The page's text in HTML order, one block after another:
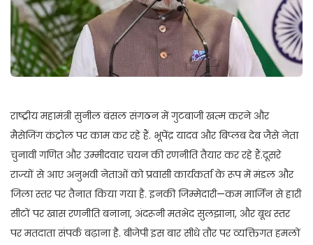
राष्ट्रीय महामंत्री सुनील बंसल संगठन में गुटबाजी खत्म करने और
मैसेजिंग कंट्रोल पर काम कर रहे हैं. भूपेंद्र यादव और बिप्लब देब जैसे नेता
चुनावी गणित और उम्मीदवार चयन की रणनीति तैयार कर रहे हैं.दूसरे
राज्यों से आए अनुभवी नेताओं को प्रवासी कार्यकर्ता के रूप में मंडल और
जिला स्तर पर तैनात किया गया है. इनकी जिम्मेदारी—कम मार्जिन से हारी
सीटों पर खास रणनीति बनाना, अंदरूनी मतभेद सुलझाना, और बूथ स्तर
पर मतदाता संपर्क बढ़ाना है. बीजेपी इस बार सीधे तौर पर व्यक्तिगत हमलों